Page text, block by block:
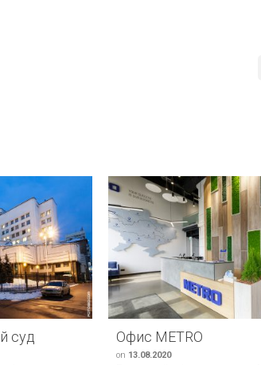
суд Офис METRO
on 13.08.2020